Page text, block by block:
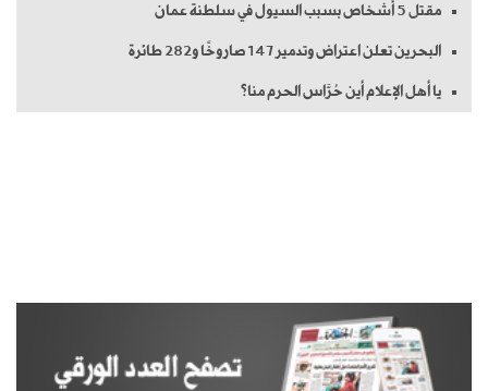
مقتل 5 أشخاص بسبب السيول في سلطنة عمان
البحرين تعلن اعتراض وتدمير 147 صاروخًا و282 طائرة
يا أهل الإعلام أين حُرَّاس الحرم منا؟